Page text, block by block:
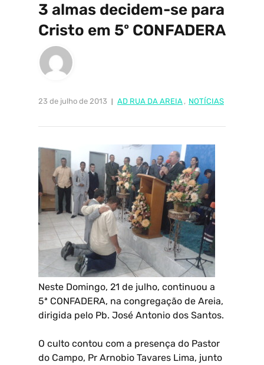
3 almas decidem-se para
Cristo em 5º CONFADERA
23 de julho de 2013 AD RUA DA AREIA , NOTÍCIAS
Neste Domingo, 21 de julho, continuou a
5ª CONFADERA, na congregação de Areia,
dirigida pelo Pb. José Antonio dos Santos.
O culto contou com a presença do Pastor
do Campo, Pr Arnobio Tavares Lima, junto